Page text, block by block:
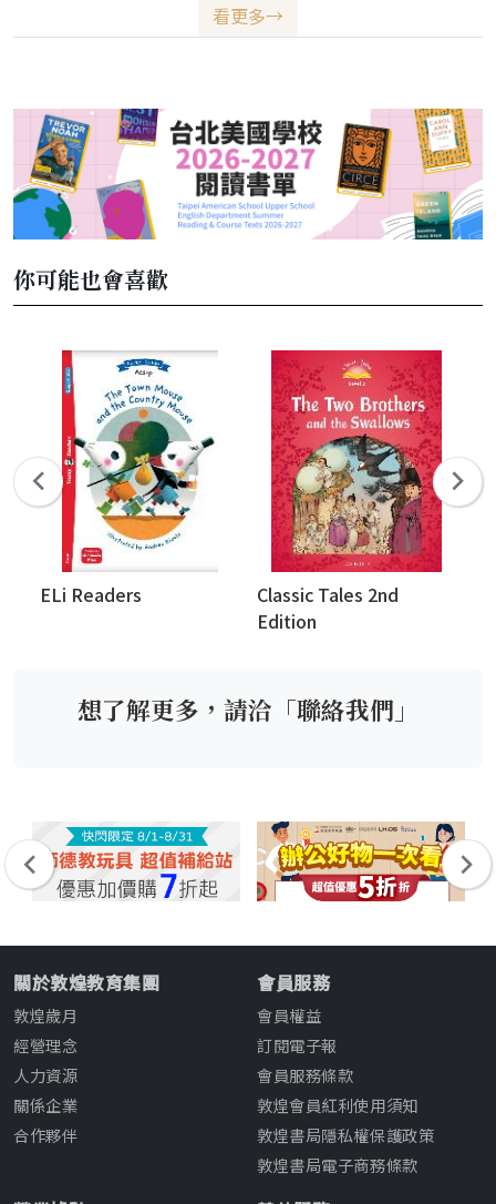
看更多→
你可能也會喜歡
ELi Readers
Classic Tales 2nd
Edition
想了解更多，請洽「聯絡我們」
關於敦煌教育集團
敦煌歲月
經營理念
人力資源
關係企業
合作夥伴
會員服務
會員權益
訂閱電子報
會員服務條款
敦煌會員紅利使用須知
敦煌書局隱私權保護政策
敦煌書局電子商務條款